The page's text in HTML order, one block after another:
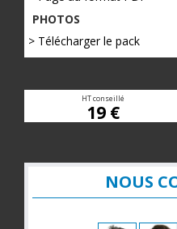
PHOTOS
> Télécharger le pack
HT conseillé
19 €
NOUS